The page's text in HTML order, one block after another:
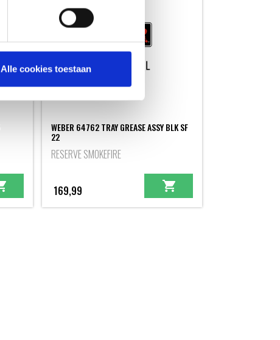
Alle cookies toestaan
WEBER 64762 TRAY GREASE ASSY BLK SF
22
RESERVE SMOKEFIRE
169,99